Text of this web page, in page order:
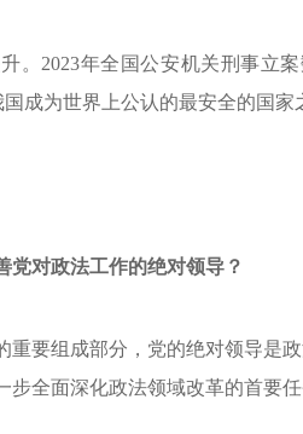
。2023年全国公安机关刑事立案
成为世界上公认的最安全的国家
党对政法工作的绝对领导？
重要组成部分，党的绝对领导是
全面深化政法领域改革的首要